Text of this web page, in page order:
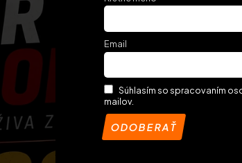
Email
Súhlasím so spracovaním
mailov.